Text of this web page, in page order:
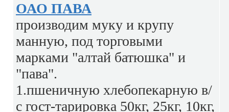
ОАО ПАВА
производим муку и крупу
манную, под торговыми
марками "алтай батюшка" и
"пава".
1.пшеничную хлебопекарную в/
с гост-тарировка 50кг, 25кг, 10кг,